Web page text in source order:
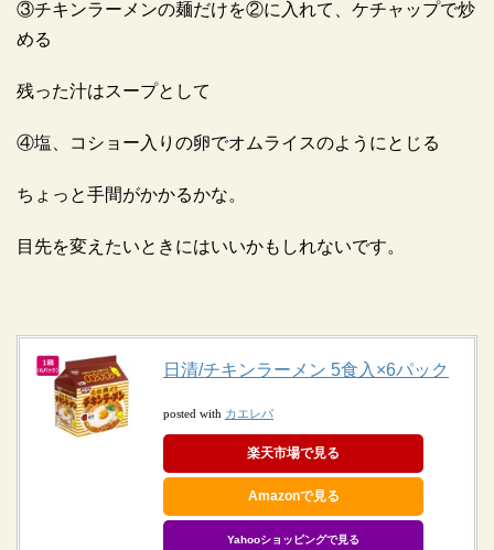
③チキンラーメンの麺だけを②に入れて、ケチャップで炒
める
残った汁はスープとして
④塩、コショー入りの卵でオムライスのようにとじる
ちょっと手間がかかるかな。
目先を変えたいときにはいいかもしれないです。
日清/チキンラーメン 5食入×6パック
posted with カエレバ
楽天市場で見る
Amazonで見る
Yahooショッピングで見る